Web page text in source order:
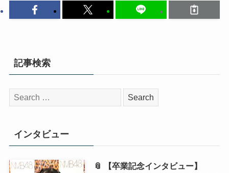
記事検索
検
索:
インタビュー
📎 【卒業記念インタビュー】